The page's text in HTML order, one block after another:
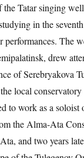
Tatar singing
in the
The
drew
of
local
to work as a
the Alma-Ata
and two years